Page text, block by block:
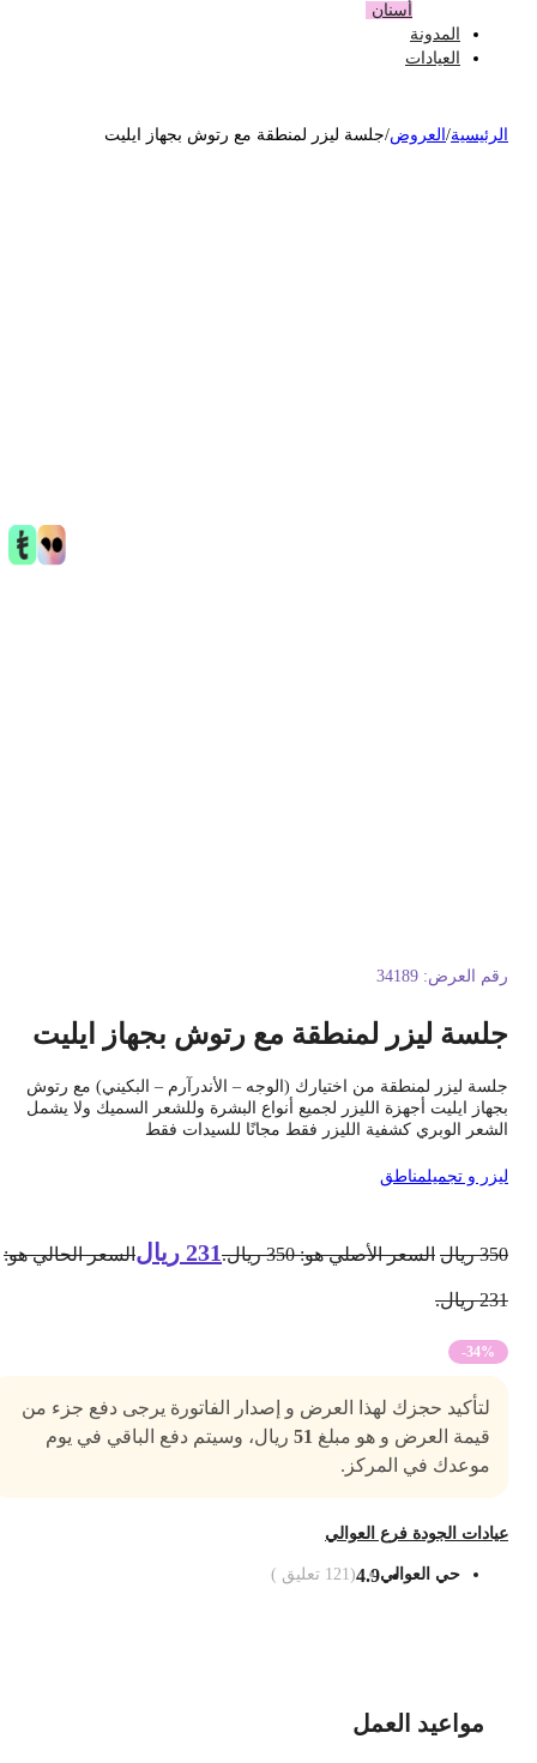
أسنان
المدونة
العيادات
/العروض جلسة ليزر لمنطقة مع رتوش بجهاز ايليت
العرض: 34189
ليزر لمنطقة مع رتوش بجهاز ايليت
ليزر لمنطقة من اختيارك (الوجه – الأندرآرم – البكيني) مع رتوش
ايليت أجهزة الليزر لجميع أنواع البشرة وللشعر السميك ولا يشمل
الوبري كشفية الليزر فقط مجانًا للسيدات فقط
و تجميلمناطق
ريال السعر الأصلي هو: 350 ريال. 231 ريال السعر الحالي هو:
-34%
لتأكيد حجزك لهذا العرض و إصدار الفاتورة يرجى دفع جزء من
قيمة العرض و هو مبلغ51ريال، وسيتم دفع الباقي في يوم
موعدك في المركز.
الجودة فرع العوالي
حي العوالي4.9
(
121تعليق )
مواعيد العمل